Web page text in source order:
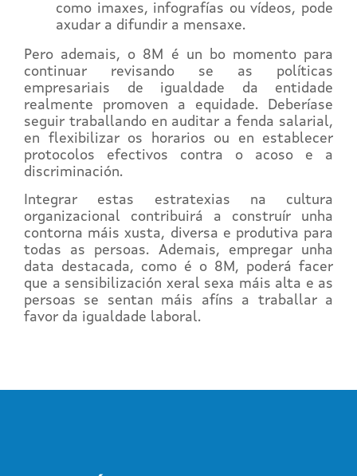
como imaxes, infografías ou vídeos, pode
axudar a difundir a mensaxe.
Pero ademais, o 8M é un bo momento para
continuar revisando se as políticas
empresariais de igualdade da entidade
realmente promoven a equidade. Deberíase
seguir traballando en auditar a fenda salarial,
en flexibilizar os horarios ou en establecer
protocolos efectivos contra o acoso e a
discriminación.
Integrar estas estratexias na cultura
organizacional contribuirá a construír unha
contorna máis xusta, diversa e produtiva para
todas as persoas. Ademais, empregar unha
data destacada, como é o 8M, poderá facer
que a sensibilización xeral sexa máis alta e as
persoas se sentan máis afíns a traballar a
favor da igualdade laboral.